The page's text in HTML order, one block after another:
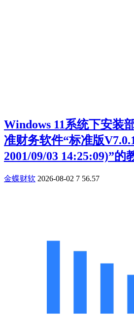
Windows 11系统下安装
准财务软件“标准版
2001/09/03 14:25:09)”的
金蝶财软 2026-08-02 7 56.57